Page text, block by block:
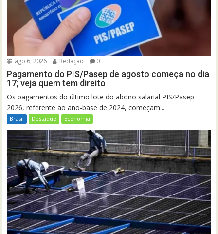
ago 6, 2026 Redação 0
Pagamento do PIS/Pasep de agosto começa no dia
17; veja quem tem direito
Os pagamentos do último lote do abono salarial PIS/Pasep
2026, referente ao ano-base de 2024, começam...
Brasil Destaque Economia